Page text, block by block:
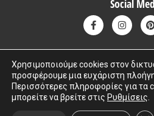
Social
Copyright © 2015 – 2026 kafousis
Iworx
Χρησιμοποιούμε cookies στον
προσφέρουμε μια ευχάριστη
Περισσότερες πληροφορίες για τα
μπορείτε να βρείτε στις Ρυθμίσεις